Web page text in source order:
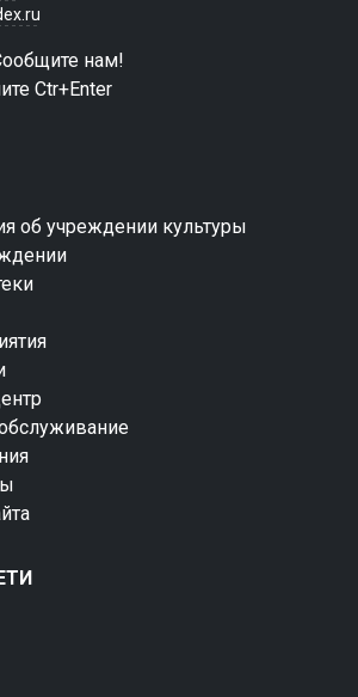
нам!
Ctr+Enter
об учреждении культуры